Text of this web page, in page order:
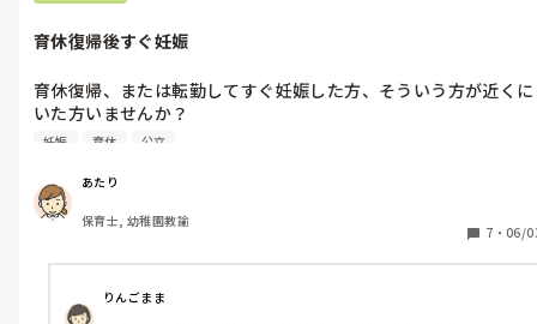
育休復帰後すぐ妊娠
育休復帰、または転勤してすぐ妊娠した方、そういう方が近くに
いた方いませんか？
帰です。復帰してすぐや、転勤してすぐ(次年度転勤の可能性が
ります)妊娠した方いらっしゃいますか？因みに公立園勤務です
給与面の事を考えると本当はフルで働きたい気もしますが、体調
面、すぐ産休に入ってしまったら時短よりも迷惑がかかってしま
うかなという思いがあります。時短だと加配な事が多い為、それ
も迷惑はかけてしまうとは思いますが…😣
妊娠 育休 公立
あたり
保育士, 幼稚園教諭
7 ・ 06/
りんごまま